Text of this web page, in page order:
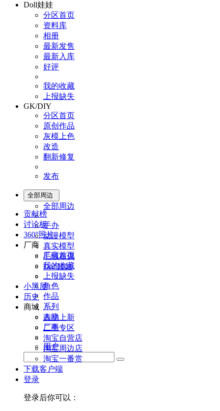
Doll娃娃
分区首页
资料库
相册
最新发售
最新入库
好评
我的收藏
上报缺失
GK/DIY
分区首页
原创作品
灰模上色
改造
翻新修复
发布
全部周边
全部周边
手办
动漫模型
真实模型
毛绒布偶
Doll娃娃
角色
作品
系列
人物
厂商
用户
贡献榜
讨论板
360°照片
厂商
厂商首页
我的收藏
上报缺失
小黑屋
历史
商城
商品上新
二手专区
淘宝自营店
淘宝周边店
淘宝一番赏
下载客户端
登录
登录后你可以：